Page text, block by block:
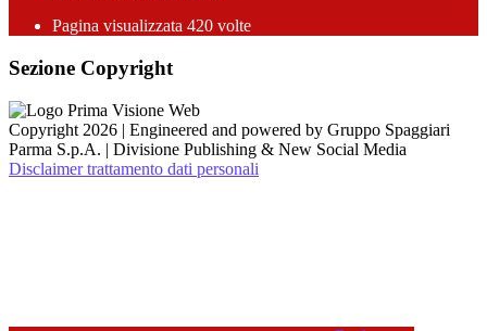
Pagina visualizzata 420 volte
Sezione Copyright
Copyright 2026 | Engineered and powered by Gruppo Spaggiari
Parma S.p.A. | Divisione Publishing & New Social Media
Disclaimer trattamento dati personali